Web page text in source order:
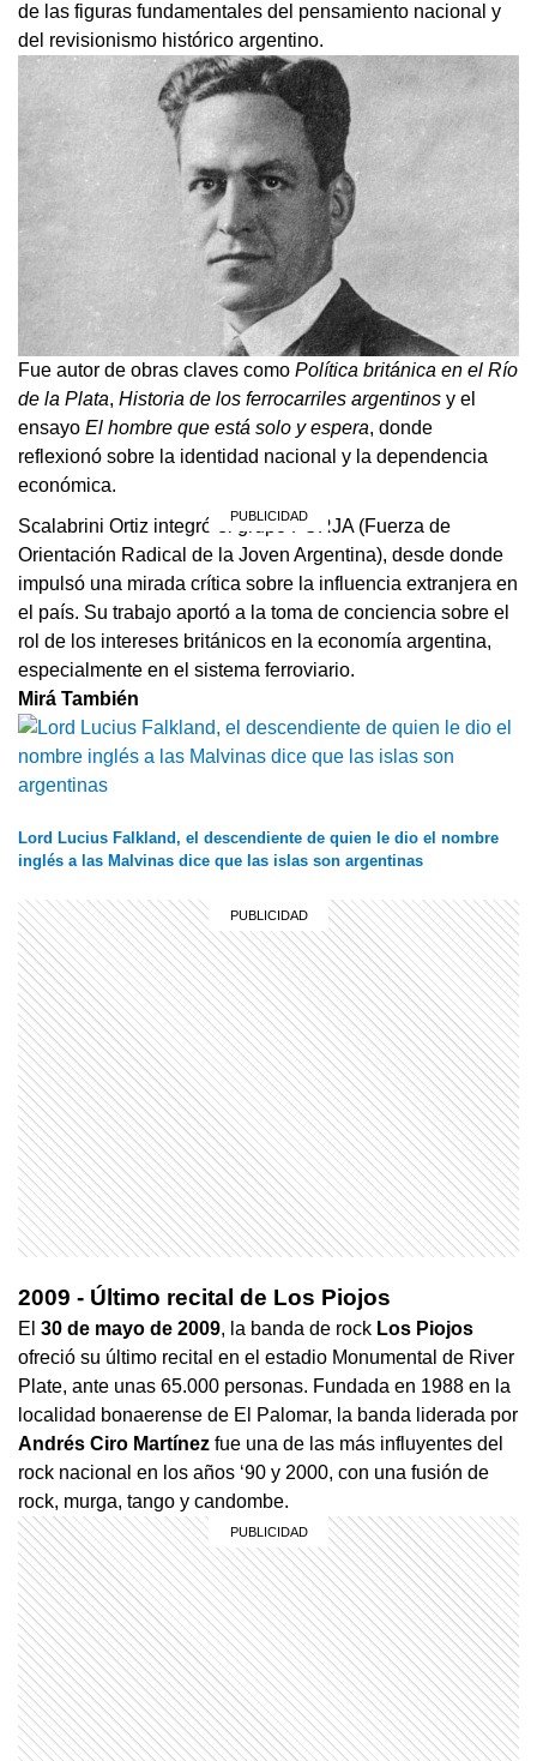
de las figuras fundamentales del pensamiento nacional y
del revisionismo histórico argentino.
Fue autor de obras claves como Política británica en el Río
de la Plata, Historia de los ferrocarriles argentinos y el
ensayo El hombre que está solo y espera, donde
reflexionó sobre la identidad nacional y la dependencia
económica.
Scalabrini Ortiz integró el grupo FORJA (Fuerza de
Orientación Radical de la Joven Argentina), desde donde
impulsó una mirada crítica sobre la influencia extranjera en
el país. Su trabajo aportó a la toma de conciencia sobre el
rol de los intereses británicos en la economía argentina,
especialmente en el sistema ferroviario.
Mirá También
Lord Lucius Falkland, el descendiente de quien le dio el nombre
inglés a las Malvinas dice que las islas son argentinas
2009 - Último recital de Los Piojos
El 30 de mayo de 2009, la banda de rock Los Piojos
ofreció su último recital en el estadio Monumental de River
Plate, ante unas 65.000 personas. Fundada en 1988 en la
localidad bonaerense de El Palomar, la banda liderada por
Andrés Ciro Martínez fue una de las más influyentes del
rock nacional en los años ‘90 y 2000, con una fusión de
rock, murga, tango y candombe.